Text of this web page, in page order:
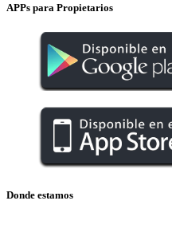
APPs para Propietarios
Donde estamos